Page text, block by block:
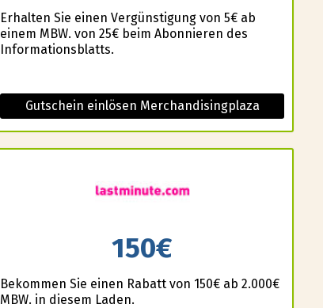
Erhalten Sie einen Vergünstigung von 5€ ab
einem MBW. von 25€ beim Abonnieren des
Informationsblatts.
Gutschein einlösen Merchandisingplaza
150€
Bekommen Sie einen Rabatt von 150€ ab 2.000€
MBW. in diesem Laden.